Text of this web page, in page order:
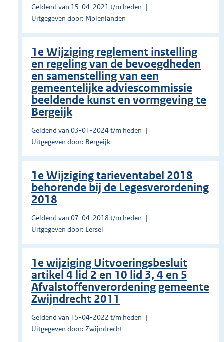
Geldend van 15-04-2021 t/m heden
Uitgegeven door: Molenlanden
1e Wijziging reglement instelling
en regeling van de bevoegdheden
en samenstelling van een
gemeentelijke adviescommissie
beeldende kunst en vormgeving te
Bergeijk
Geldend van 03-01-2024 t/m heden
Uitgegeven door: Bergeijk
1e Wijziging tarieventabel 2018
behorende bij de Legesverordening
2018
Geldend van 07-04-2018 t/m heden
Uitgegeven door: Eersel
1e wijziging Uitvoeringsbesluit
artikel 4 lid 2 en 10 lid 3, 4 en 5
Afvalstoffenverordening gemeente
Zwijndrecht 2011
Geldend van 15-04-2022 t/m heden
Uitgegeven door: Zwijndrecht